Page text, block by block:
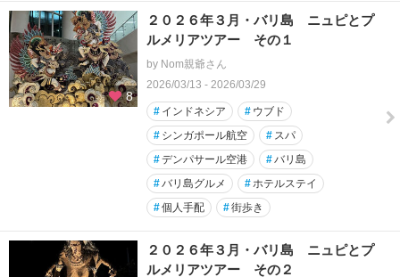
8
２０２６年３月・バリ島 ニュピとプ
ルメリアツアー その１
by Nom親爺さん
2026/03/13 - 2026/03/29
# インドネシア # ウブド
# シンガポール航空 # スパ
#デンパサール空港 #バリ島
#バリ島グルメ # ホテルステイ
#個人手配 #街歩き
２０２６年３月・バリ島 ニュピとプ
ルメリアツアー その２